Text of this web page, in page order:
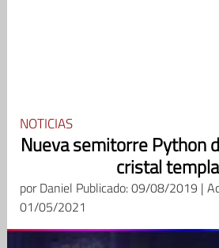
NOTICIAS
Nueva semitorre Python
cristal
porDaniel Publicado: 09/08/2019 |
01/05/2021